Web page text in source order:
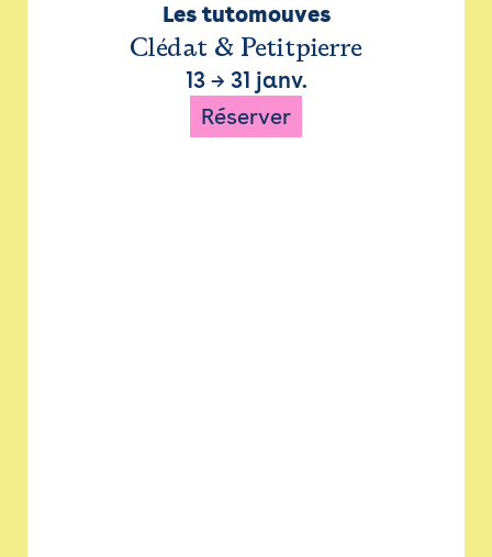
Les tutomouves
Clédat & Petitpierre
13→ 31 janv.
Réserver